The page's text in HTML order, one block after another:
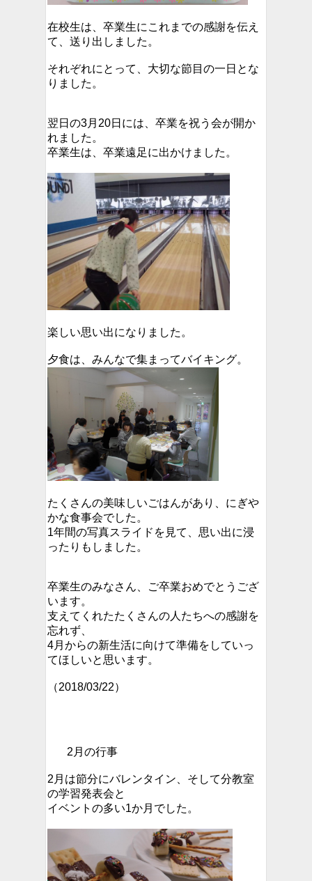
在校生は、卒業生にこれまでの感謝を伝え
て、送り出しました。
それぞれにとって、大切な節目の一日とな
りました。
翌日の3月20日には、卒業を祝う会が開か
れました。
卒業生は、卒業遠足に出かけました。
楽しい思い出になりました。
夕食は、みんなで集まってバイキング。
たくさんの美味しいごはんがあり、にぎや
かな食事会でした。
1年間の写真スライドを見て、思い出に浸
ったりもしました。
卒業生のみなさん、ご卒業おめでとうござ
います。
支えてくれたたくさんの人たちへの感謝を
忘れず、
4月からの新生活に向けて準備をしていっ
てほしいと思います。
（2018/03/22）
2月の行事
2月は節分にバレンタイン、そして分教室
の学習発表会と
イベントの多い1か月でした。